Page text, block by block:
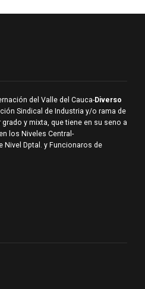
del Valle del Cauca-Diverso
Sindical de Industria y/o rama de
y mixta, que tiene en su seno a
los Niveles Central-
Nivel Dptal. y Funcionaros de